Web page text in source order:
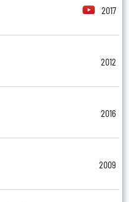
2017
2012
2016
2009